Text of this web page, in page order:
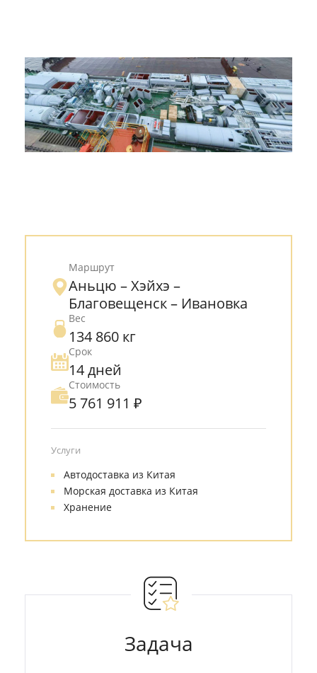
Все кейсы
Маршрут
Аньцю – Хэйхэ –
Благовещенск – Ивановка
Вес
134 860 кг
Срок
14 дней
Стоимость
5 761 911 ₽
Услуги
Автодоставка из Китая
Морская доставка из Китая
Хранение
Задача